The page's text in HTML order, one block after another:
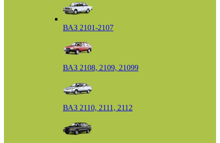
ВАЗ 2101-2107
ВАЗ 2108, 2109, 21099
ВАЗ 2110, 2111, 2112